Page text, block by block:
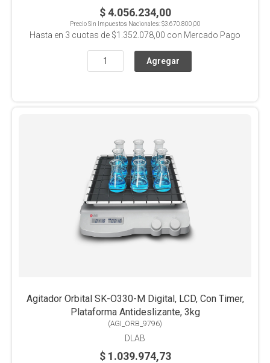
$ 4.056.234,00
Precio Sin Impuestos Nacionales:$3.670.800,00
Hasta en 3 cuotas de $1.352.078,00 con Mercado Pago
Agitador Orbital SK-O330-M Digital, LCD, Con Timer,
Plataforma Antideslizante, 3kg
(AGI_ORB_9796)
DLAB
$ 1.039.974,73